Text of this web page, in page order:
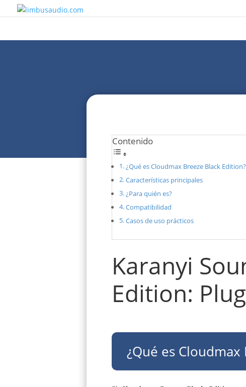
Contenido
¿Qué es Cloudmax Breeze Black Edition?
Características principales
¿Para quién es?
Compatibilidad
Casos de uso prácticos
Karanyi
Edition:
¿Qué es